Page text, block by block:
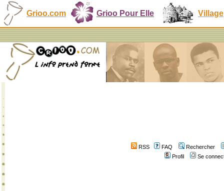
Grioo.com Grioo Pour Elle Village
RSS FAQ
Rechercher
Profil
Se